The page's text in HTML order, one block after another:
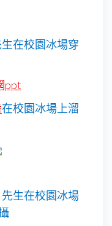
在校園冰場穿
ppt
在校園冰場上溜
生在校園冰場